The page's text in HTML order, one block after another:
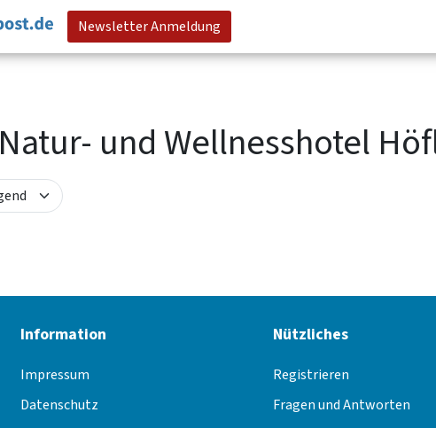
Newsletter Anmeldung
Natur- und Wellnesshotel
Information
Impressum
Datenschutz
Nützliches
Registrieren
Fragen und Antworten